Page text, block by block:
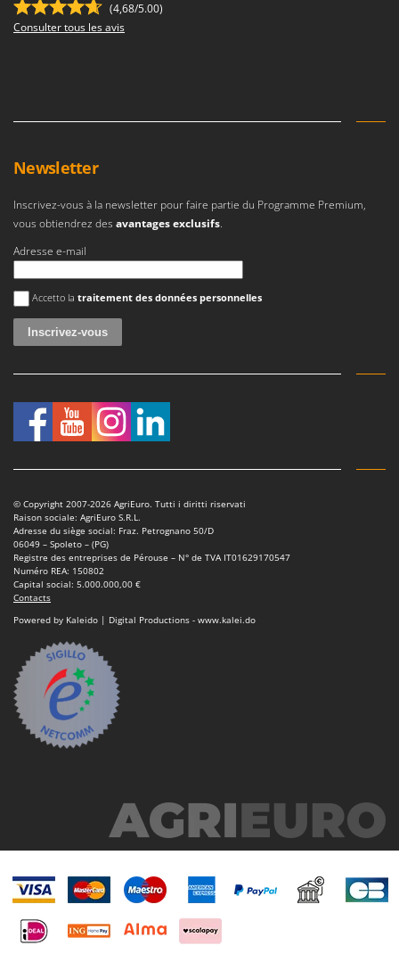
Tineco
Trev - Abrek - TecnoVIR
Troy-Bilt
U
Udor
Unger
V
Verdemax
Vesco
W
Waldner
Weber
Wolf Garten
Wortex
Worx
Y Yard Force
Z
Zanon
Zephir
ZGrills
Zodiac
(4,68/5.00)
Consulter tous les avis
Newsletter
Inscrivez-vous à la newsletter pour faire partie du Programme Premium,
vous obtiendrez des avantages exclusifs.
Adresse e-mail
Une erreur est survenue
Accetto la traitement des données personnelles
© Copyright 2007-2026 AgriEuro. Tutti i diritti riservati
Raison sociale: AgriEuro S.R.L.
Adresse du siège social: Fraz. Petrognano 50/D
06049 – Spoleto – (PG)
Registre des entreprises de Pérouse – N° de TVA IT01629170547
Numéro REA: 150802
Capital social: 5.000.000,00 €
Contacts
Powered by Kaleido | Digital Productions - www.kalei.do